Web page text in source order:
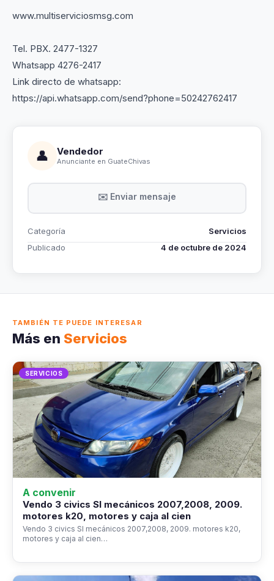
www.multiserviciosmsg.com
Tel. PBX. 2477-1327
Whatsapp 4276-2417
Link directo de whatsapp:
https://api.whatsapp.com/send?phone=50242762417
👤 Vendedor
Anunciante en GuateChivas
✉️ Enviar mensaje
Categoría
Servicios
Publicado
4 de octubre de 2024
TAMBIÉN TE PUEDE INTERESAR
Más en Servicios
SERVICIOS
A convenir
Vendo 3 civics SI mecánicos 2007,2008, 2009.
motores k20, motores y caja al cien
Vendo 3 civics SI mecánicos 2007,2008, 2009. motores k20,
motores y caja al cien…